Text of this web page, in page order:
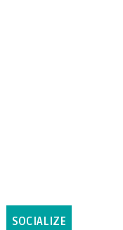
SOCIALIZE